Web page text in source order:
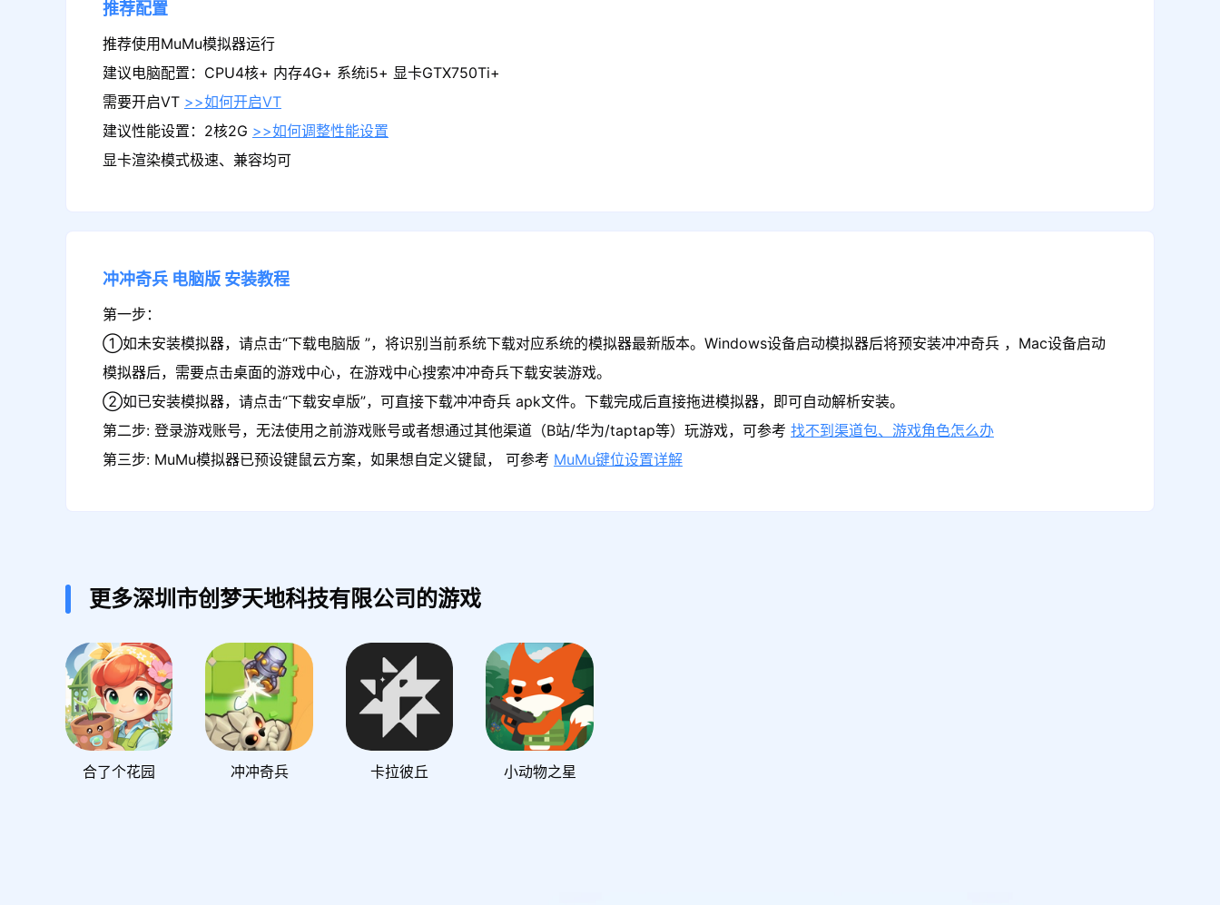
推荐配置
推荐使用MuMu模拟器运行
建议电脑配置：CPU4核+ 内存4G+ 系统i5+ 显卡GTX750Ti+
需要开启VT >>如何开启VT
建议性能设置：2核2G >>如何调整性能设置
显卡渲染模式极速、兼容均可
冲冲奇兵 电脑版 安装教程
第一步：
①如未安装模拟器，请点击“下载电脑版 ”，将识别当前系统下载对应系统的模拟器最新版本。Windows设备启动模拟器后将预安装冲冲奇兵 ，Mac设备启动
模拟器后，需要点击桌面的游戏中心，在游戏中心搜索冲冲奇兵下载安装游戏。
②如已安装模拟器，请点击“下载安卓版”，可直接下载冲冲奇兵 apk文件。下载完成后直接拖进模拟器，即可自动解析安装。
第二步: 登录游戏账号，无法使用之前游戏账号或者想通过其他渠道（B站/华为/taptap等）玩游戏，可参考 找不到渠道包、游戏角色怎么办
第三步: MuMu模拟器已预设键鼠云方案，如果想自定义键鼠， 可参考 MuMu键位设置详解
更多深圳市创梦天地科技有限公司的游戏
合了个花园 冲冲奇兵 卡拉彼丘 小动物之星